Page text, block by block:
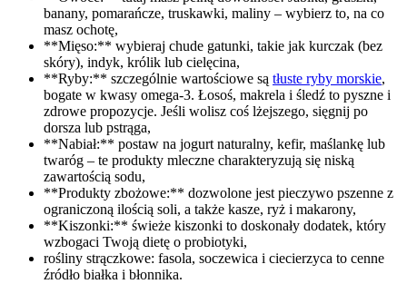
banany, pomarańcze, truskawki, maliny – wybierz to, na co
masz ochotę,
**Mięso:** wybieraj chude gatunki, takie jak kurczak (bez
skóry), indyk, królik lub cielęcina,
**Ryby:** szczególnie wartościowe są tłuste ryby morskie,
bogate w kwasy omega-3. Łosoś, makrela i śledź to pyszne i
zdrowe propozycje. Jeśli wolisz coś lżejszego, sięgnij po
dorsza lub pstrąga,
**Nabiał:** postaw na jogurt naturalny, kefir, maślankę lub
twaróg – te produkty mleczne charakteryzują się niską
zawartością sodu,
**Produkty zbożowe:** dozwolone jest pieczywo pszenne z
ograniczoną ilością soli, a także kasze, ryż i makarony,
**Kiszonki:** świeże kiszonki to doskonały dodatek, który
wzbogaci Twoją dietę o probiotyki,
rośliny strączkowe: fasola, soczewica i ciecierzyca to cenne
źródło białka i błonnika.